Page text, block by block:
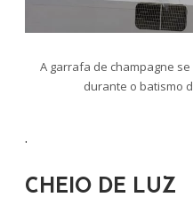
A garrafa de champagne
durante o batismo
.
CHEIO DE LUZ